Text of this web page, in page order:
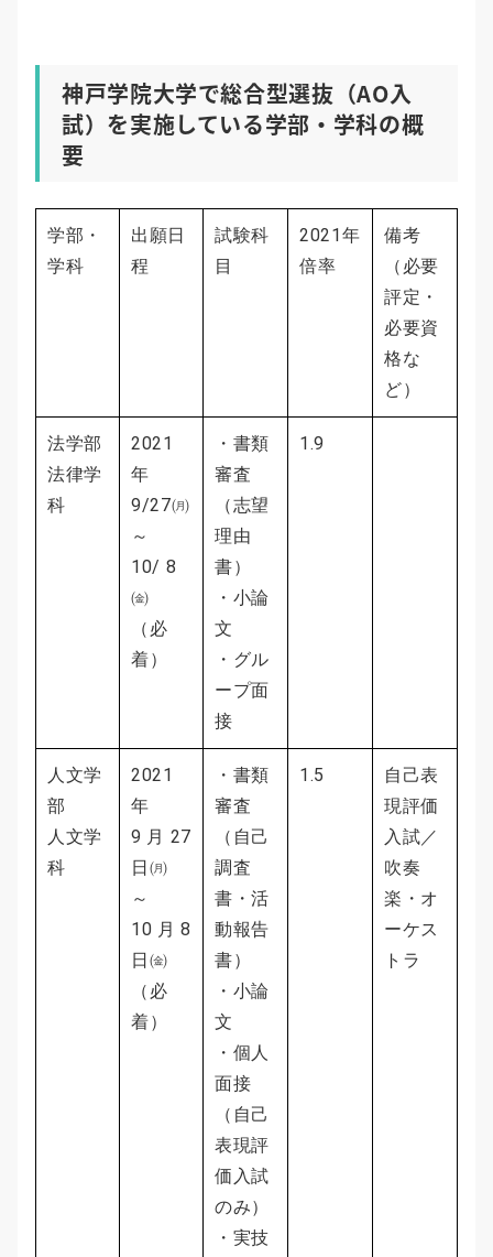
神戸学院大学で総合型選抜（AO入
試）を実施している学部・学科の概
要
学部・
学科
出願日
程
試験科
目
2021年
倍率
備考
（必要
評定・
必要資
格な
ど）
法学部
法律学
科
2021
年
9/27㈪
～
10/ 8
㈮
（必
着）
・書類
審査
（志望
理由
書）
・小論
文
・グル
ープ面
接
1.9
人文学
部
人文学
科
2021
年
9 月 27
日㈪
～
10 月 8
日㈮
（必
着）
・書類
審査
（自己
調査
書・活
動報告
書）
・小論
文
・個人
面接
（自己
表現評
価入試
のみ）
・実技
1.5
自己表
現評価
入試／
吹奏
楽・オ
ーケス
トラ